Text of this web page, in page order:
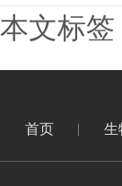
本文标签
首页 生